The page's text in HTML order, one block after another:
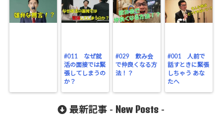
#011 なぜ就
活の面接では緊
張してしまうの
か？
#029 飲み会
で仲良くなる方
法！？
#001 人前で
話すときに緊張
しちゃう あな
たへ
最新記事 - New Posts -